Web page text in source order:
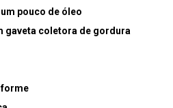
pouco de óleo
gaveta coletora de gordura